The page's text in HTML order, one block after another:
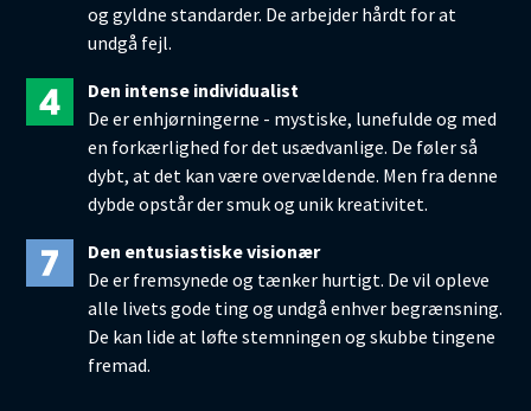
og gyldne standarder. De arbejder hårdt for at
undgå fejl.
Den intense individualist
De er enhjørningerne - mystiske, lunefulde og med
en forkærlighed for det usædvanlige. De føler så
dybt, at det kan være overvældende. Men fra denne
dybde opstår der smuk og unik kreativitet.
Den entusiastiske visionær
De er fremsynede og tænker hurtigt. De vil opleve
alle livets gode ting og undgå enhver begrænsning.
De kan lide at løfte stemningen og skubbe tingene
fremad.